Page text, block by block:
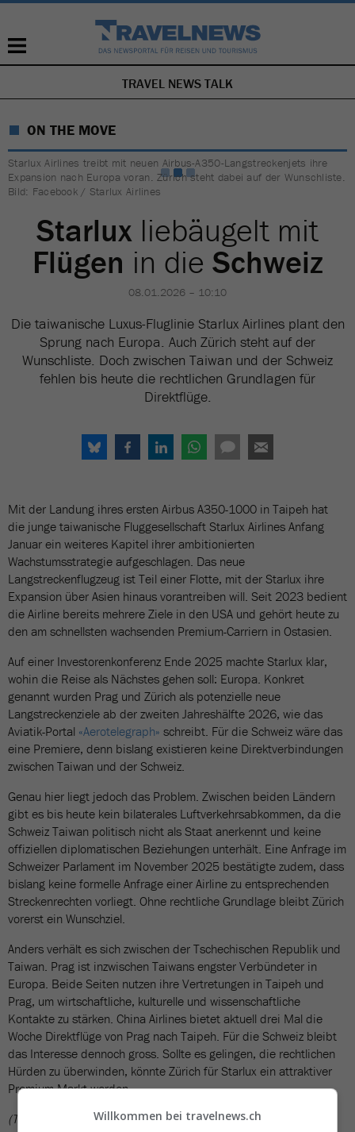
NAVIGATION
ÜBERSPRINGEN
TRAVEL NEWS TALK
ON THE MOVE
Starlux Airlines treibt mit neuen Airbus-A350-Langstreckenjets ihre
Expansion nach Europa voran. Zürich steht dabei auf der Wunschliste.
Bild: Facebook / Starlux Airlines
Starlux liebäugelt mit
Flügen in die Schweiz
08.01.2026 – 10:10
Die taiwanische Luxus-Fluglinie Starlux Airlines plant den
Sprung nach Europa. Auch Zürich steht auf der
Wunschliste. Doch zwischen Taiwan und der Schweiz
fehlen bis heute die rechtlichen Grundlagen für
Direktflüge.
Mit der Landung ihres ersten Airbus A350-1000 in Taipeh hat
die junge taiwanische Fluggesellschaft Starlux Airlines Anfang
Januar ein weiteres Kapitel ihrer ambitionierten
Wachstumsstrategie aufgeschlagen. Das neue
Langstreckenflugzeug ist Teil einer Flotte, mit der Starlux ihre
Expansion über Asien hinaus vorantreiben will. Seit 2023 bedient
die Airline bereits mehrere Ziele in den USA und gehört heute zu
den am schnellsten wachsenden Premium-Carriern in Ostasien.
Auf einer Investorenkonferenz Ende 2025 machte Starlux klar,
wohin die Reise als Nächstes gehen soll: Europa. Konkret
genannt wurden Prag und Zürich als potenzielle neue
Langstreckenziele ab der zweiten Jahreshälfte 2026, wie das
Aviatik-Portal «Aerotelegraph» schreibt. Für die Schweiz wäre das
eine Premiere, denn bislang existieren keine Direktverbindungen
zwischen Taiwan und der Schweiz.
Genau hier liegt jedoch das Problem. Zwischen beiden Ländern
gibt es bis heute kein bilaterales Luftverkehrsabkommen, da die
Schweiz Taiwan politisch nicht als Staat anerkennt und keine
offiziellen diplomatischen Beziehungen unterhält. Eine Anfrage im
Schweizer Parlament im November 2025 bestätigte zudem, dass
bislang keine formelle Anfrage einer Airline zu entsprechenden
Streckenrechten vorliegt. Ohne rechtliche Grundlage bleibt Zürich
vorerst ein Wunschziel.
Anders verhält es sich zwischen der Tschechischen Republik und
Taiwan. Prag ist inzwischen Taiwans engster Verbündeter in
Europa. Beide Seiten nutzen ihre Vertretungen in Taipeh und
Prag, um wirtschaftliche, kulturelle und wissenschaftliche
Kontakte zu stärken. China Airlines bietet aktuell drei Mal die
Woche Direktflüge von Prag nach Taipeh. Für die Schweiz bleibt
das Interesse dennoch gross. Sollte es gelingen, die rechtlichen
Hürden zu überwinden, könnte Zürich für Starlux ein attraktiver
Premium-Markt werden.
(TN)
Willkommen bei travelnews.ch